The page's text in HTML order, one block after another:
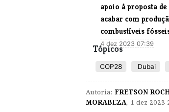
apoio à proposta de
acabar com
combustíveis
4 dez 2023 07:39
Tópicos
COP28 Dubai
Autoria: FRETSON
MORABEZA, 1 dez 2023